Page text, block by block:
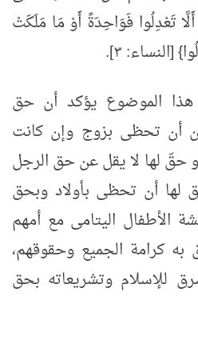
تَعْدِلُوا فَوَاحِدَةً أَوْ مَا مَلَكَتْ
[النساء: ٣].
الموضوع يؤكد أن حق
أن تحظى بزوج وإن كانت
حقّ لها لا يقل عن حق الرجل
لها أن تحظى بأولاد وبحق
الأطفال اليتامى مع أمهم
كرامة الجميع وحقوقهم،
للإسلام وتشريعاته بحق